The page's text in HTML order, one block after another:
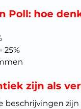
Poll: hoe
25%
zijn als
zijn